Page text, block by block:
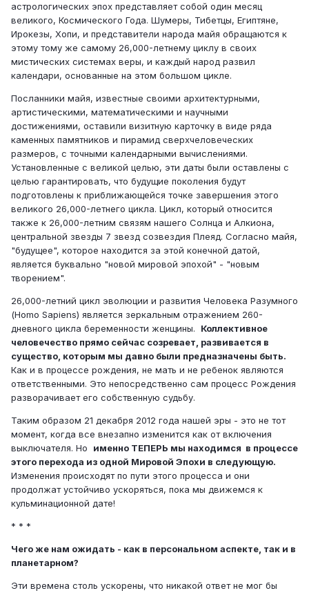
астрологических эпох представляет собой один месяц
великого, Космического Года. Шумеры, Тибетцы, Египтяне,
Ирокезы, Хопи, и представители народа майя обращаются к
этому тому же самому 26,000-летнему циклу в своих
мистических системах веры, и каждый народ развил
календари, основанные на этом большом цикле.
Посланники майя, известные своими архитектурными,
артистическими, математическими и научными
достижениями, оставили визитную карточку в виде ряда
каменных памятников и пирамид сверхчеловеческих
размеров, с точными календарными вычислениями.
Установленные с великой целью, эти даты были оставлены с
целью гарантировать, что будущие поколения будут
подготовлены к приближающейся точке завершения этого
великого 26,000-летнего цикла. Цикл, который относится
также к 26,000-летним связям нашего Солнца и Алкиона,
центральной звезды 7 звезд созвездия Плеяд. Согласно майя,
"будущее", которое находится за этой конечной датой,
является буквально "новой мировой эпохой" - "новым
творением".
26,000-летний цикл эволюции и развития Человека Разумного
(Homo Sapiens) является зеркальным отражением 260-
дневного цикла беременности женщины. Коллективное
человечество прямо сейчас созревает, развивается в
существо, которым мы давно были предназначены быть.
Как и в процессе рождения, не мать и не ребенок являются
ответственными. Это непосредственно сам процесс Рождения
разворачивает его собственную судьбу.
Таким образом 21 декабря 2012 года нашей эры - это не тот
момент, когда все внезапно изменится как от включения
выключателя. Но именно ТЕПЕРЬ мы находимся в процессе
этого перехода из одной Мировой Эпохи в следующую.
Изменения происходят по пути этого процесса и они
продолжат устойчиво ускоряться, пока мы движемся к
кульминационной дате!
* * *
Чего же нам ожидать - как в персональном аспекте, так и в
планетарном?
Эти времена столь ускорены, что никакой ответ не мог бы